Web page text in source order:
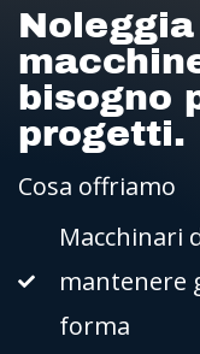
bisogno
progetti.
Cosa offriamo
Macchinari
mantenere
forma